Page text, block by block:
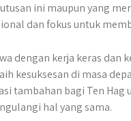
ini maupun yang
dan fokus untuk
dengan kerja keras
kesuksesan di masa
tambahan bagi Ten
hal yang sama.